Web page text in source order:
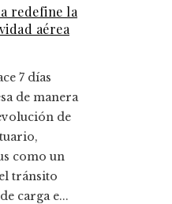
redefine la
aérea
7 días
de manera
de
como un
tránsito
carga e...